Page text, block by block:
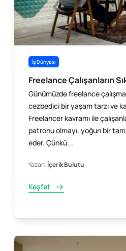
İş Dünyası
Freelance Çalışanların
Günümüzde freelance
cezbedici bir yaşam tarzı ve
Freelancer kavramı ile
patronu olmayı, yoğun bir
eder. Çünkü...
Yazan:İçerik Bulutu
Keşfet